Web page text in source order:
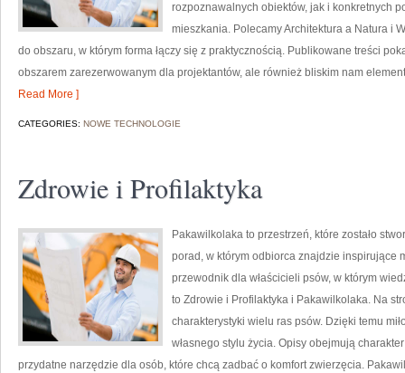
rozpoznawalnych obiektów, jak i konkretnych
mieszkania. Polecamy Architektura a Natura i
do obszaru, w którym forma łączy się z praktycznością. Publikowane treści
obszarem zarezerwowanym dla projektantów, ale również bliskim nam
Read More ]
CATEGORIES: NOWE TECHNOLOGIE
Zdrowie i Profilaktyka
Pakawilkolaka to przestrzeń, które zostało
porad, w którym odbiorca znajdzie inspirujące
przewodnik dla właścicieli psów, w którym
to Zdrowie i Profilaktyka i Pakawilkolaka. Na
charakterystyki wielu ras psów. Dzięki temu
własnego stylu życia. Opisy obejmują
przydatne narzędzie dla osób, które chcą zadbać o komfort zwierzęcia.